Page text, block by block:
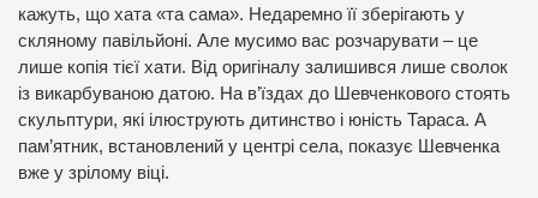
кажуть, що хата «та сама». Недаремно її зберігають у
скляному павільйоні. Але мусимо вас розчарувати – це
лише копія тієї хати. Від оригіналу залишився лише сволок
із викарбуваною датою. На в’їздах до Шевченкового стоять
скульптури, які ілюструють дитинство і юність Тараса. А
пам’ятник, встановлений у центрі села, показує Шевченка
вже у зрілому віці.